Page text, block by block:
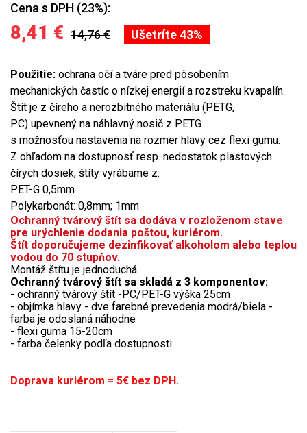
Cena s DPH (23%):
8,41 € 14,76 € Ušetríte 43%
Použitie: ochrana očí a tváre pred pôsobením
mechanických častíc o nízkej energií a rozstreku kvapalín.
Štít je z číreho a nerozbitného materiálu (PETG,
PC) upevnený na náhlavný nosič z PETG
s možnosťou nastavenia na rozmer hlavy cez flexi gumu.
Z ohľadom na dostupnosť resp. nedostatok plastových
čírych dosiek, štíty vyrábame z:
PET-G 0,5mm
Polykarbonát: 0,8mm; 1mm
Ochranný tvárový štít sa dodáva v rozloženom stave
pre urýchlenie dodania poštou, kuriérom.
Štít doporučujeme dezinfikovať alkoholom alebo teplou
vodou do 70 stupňov.
Montáž štítu je jednoduchá.
Ochranný tvárový štít sa skladá z 3 komponentov:
- ochranný tvárový štít -PC/PET-G výška 25cm
- objímka hlavy - dve farebné prevedenia modrá/biela -
farba je odoslaná náhodne
- flexi guma 15-20cm
- farba čelenky podľa dostupnosti
Doprava kuriérom = 5€ bez DPH.